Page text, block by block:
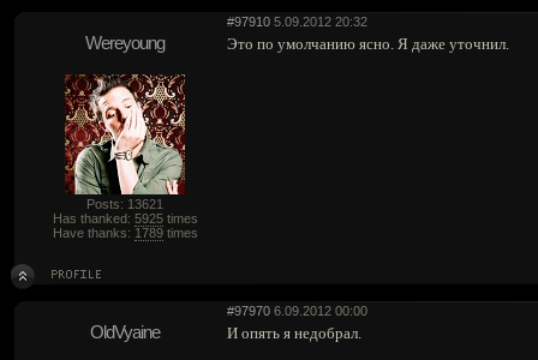
#97910 5.09.2012 20:32
Wereyoung
Posts: 13621
Has thanked: 5925times
Have thanks: 1789times
Это по умолчанию ясно. Я даже уточнил.
#97970 6.09.2012 00:00
OldVyaine И опять я недобрал.